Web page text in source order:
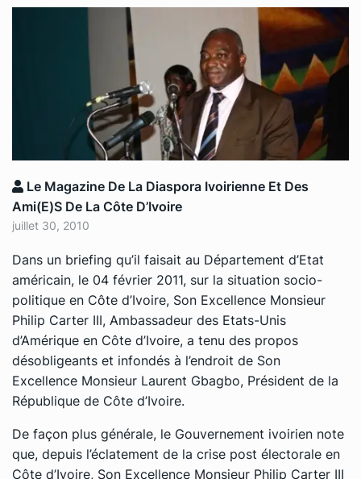
Le Magazine De La Diaspora Ivoirienne Et Des
Ami(e)s De La Côte D’Ivoire
juillet 30, 2010
Dans un briefing qu’il faisait au Département d’Etat
américain, le 04 février 2011, sur la situation socio-
politique en Côte d’Ivoire, Son Excellence Monsieur
Philip Carter III, Ambassadeur des Etats-Unis
d’Amérique en Côte d’Ivoire, a tenu des propos
désobligeants et infondés à l’endroit de Son
Excellence Monsieur Laurent Gbagbo, Président de la
République de Côte d’Ivoire.
De façon plus générale, le Gouvernement ivoirien note
que, depuis l’éclatement de la crise post électorale en
Côte d’Ivoire, Son Excellence Monsieur Philip Carter III